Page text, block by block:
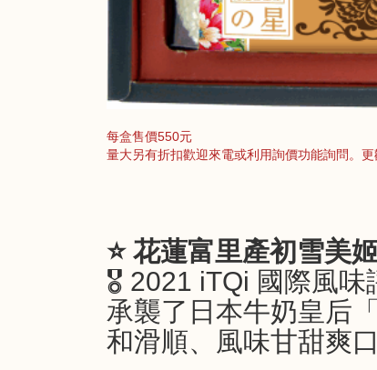
每盒售價550元
量大另有折扣歡迎來電或利用詢價功能詢問。 更
⭐ 花蓮富里產初雪美
🎖 2021 iTQi 國際風味
承襲了日本牛奶皇后
和滑順、風味甘甜爽